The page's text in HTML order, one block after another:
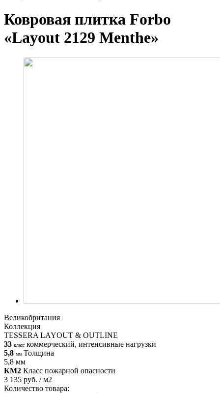
Ковровая плитка Forbo
«Layout 2129 Menthe»
Великобритания
Коллекция
TESSERA LAYOUT & OUTLINE
33 класс коммерческий, интенсивные нагрузки
5,8 мм Толщина
5,8 мм
КМ2 Класс пожарной опасности
3 135 руб. / м2
Количество товара: